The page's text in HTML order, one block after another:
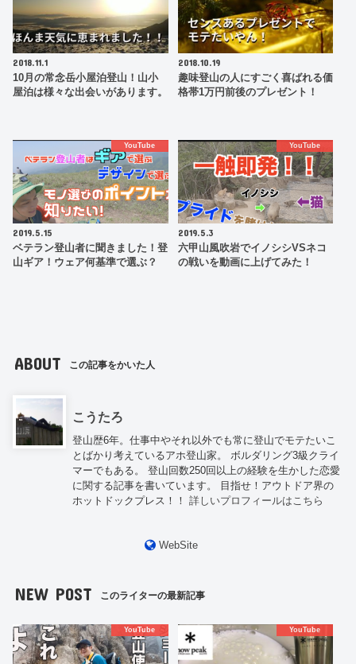
2018.11.1
10月の常念岳小屋泊登山！山小
屋泊は様々な出会いがあります。
2018.10.19
趣味登山の人にすごく喜ばれる価
格帯1万円前後のプレゼント！
YouTube
2019.5.15
ベテラン登山者に聞きました！登
山ギア！ウェア何基準で選ぶ？
YouTube
2019.5.3
六甲山風吹岩でイノシシVSネコ
の戦いを動画に上げてみた！
ABOUT この記事をかいた人
こうたろ
登山歴6年。仕事中やそれ以外でも常に登山でモテたいこ
とばかり考えているアホ登山家。 ボルダリング3級クライ
マーでもある。 登山回数250回以上の経験を生かした恋愛
に関する記事を書いています。 目指せ！アウトドア界の
ホットドックプレス！！詳しいプロフィールはこちら
WebSite
NEW POST このライターの最新記事
YouTube YouTube